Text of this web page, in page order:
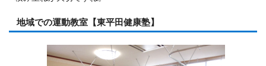
地域での運動教室【東平田健康塾】